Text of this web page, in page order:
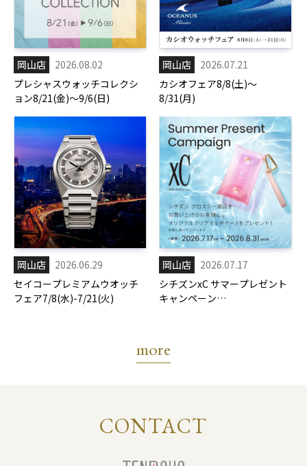
岡山店
2026.08.02
プレシャスウォッチコレクシ
ョン8/21(金)～9/6(日)
岡山店
2026.07.21
カシオフェア8/8(土)～
8/31(月)
岡山店
2026.06.29
セイコープレミアムウオッチ
フェア7/8(水)-7/21(火)
岡山店
2026.07.17
シチズンxC サマープレゼント
キャンペーン
more
CONTACT